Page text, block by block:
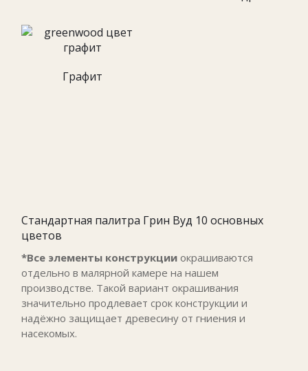
Графит
Стандартная палитра Грин Вуд 10 основных
цветов
*Все элементы конструкции окрашиваются
отдельно в малярной камере на нашем
производстве. Такой вариант окрашивания
значительно продлевает срок конструкции и
надёжно защищает древесину от гниения и
насекомых.